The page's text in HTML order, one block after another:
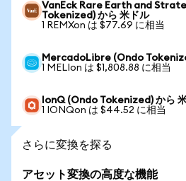
VanEck Rare Earth and
Tokenized) から 米ドル
1 REMXon は $77.69 に相当
MercadoLibre (Ondo
1 MELIon は $1,808.88 に相当
IonQ (Ondo Tokenized) から
1 IONQon は $44.52 に相当
さらに変換を探る
アセット変換の高度な機能